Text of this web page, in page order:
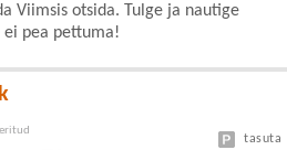
Viimsis otsida. Tulge ja nautige
pea pettuma!
tasuta